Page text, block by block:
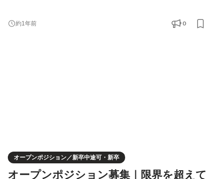
略及び戦術立案 ・Web広告運用のエグゼキューション ・クライア
ントのマーケティング会議や経営会議への参加 利用媒体：
約1年前 0
オープンポジション／新卒中途可・新卒
オープンポジション募集｜限界を超えて